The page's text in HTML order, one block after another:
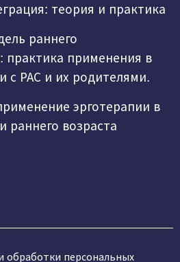
теория и практика
раннего
практика применения в
с РАС и их родителями.
эрготерапии в
раннего возраста
обработки персональных